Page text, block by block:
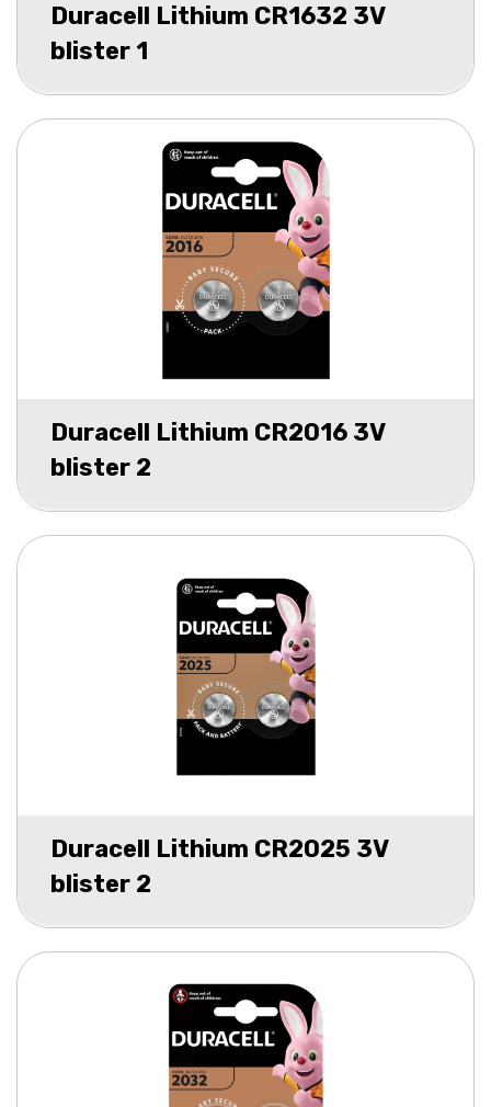
Duracell Lithium CR1632 3V
blister 1
Duracell Lithium CR2016 3V
blister 2
Duracell Lithium CR2025 3V
blister 2